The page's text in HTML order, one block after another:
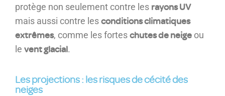
protège non seulement contre les rayons UV
mais aussi contre lesconditions climatiques
extrêmes, comme les forteschutes de neige ou
le vent glacial.
Les projections : les risques de cécité des
neiges